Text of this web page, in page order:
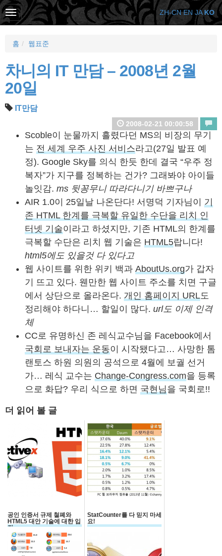
홈 웹표준
차니의 IT 만담 – 2008년 2월
20일
IT만담
2008-02-21 00:00:58
Scoble이 눈물까지 흘렸다던 MS의 비장의 무기
는 전 세계 우주 사진 서비스라고(27일 발표 예
정). Google Sky를 의식 한듯 한데 결국 “우주 정
복자”가 지구를 정복하는 건가? 그래봐야 아이들
놀잇감. ms 뒷꽁무니 따라다니기 바쁘구나
AIR 1.0이 25일날 나온단다! 서명덕 기자님이 기
존 HTML 한계를 극복할 유일한 수단을 리치 인
터넷 기술이라고 하셨지만, 기존 HTML의 한계를
극복할 수단은 리치 웹 기술은 HTML5랍니다!
html5에도 있을것 다 있다고
웹 사이트를 위한 위키 백과 AboutUs.org가 갑자
기 뜨고 있다. 웬만한 웹 사이트 주소를 치면 구글
에서 상단으로 올라온다. 개인 홈페이지 URL도
정리해야 하다니… 할일이 많다. url도 이제 인격
체
CC로 유명하신 존 레식교수님을 Facebook에서
국회로 보내자는 운동이 시작됐다고… 사망한 톰
랜토스 하원 의원의 공석으로 4월에 보궐 선거
가… 레식 교수는 Change-Congress.com을 등록
으로 화답? 우리 식으로 하면 국현님을 국회로!!
더 읽어 볼 글
공인 인증서 규제 철폐와
HTML5 대안 기술에 대한 입
장
StatCounter를 다 믿지 마세
요!
ZH-CN EN JA KO